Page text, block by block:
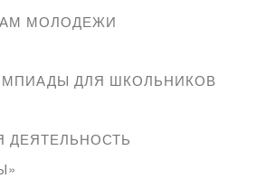
МОЛОДЕЖИ
ДЛЯ ШКОЛЬНИКОВ